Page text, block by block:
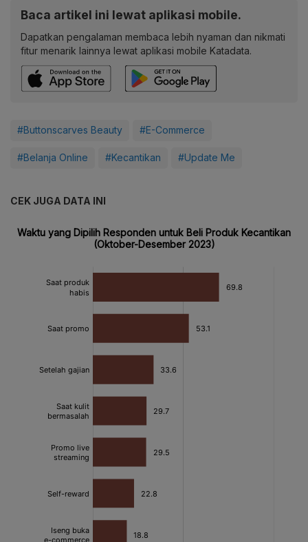
Baca artikel ini lewat aplikasi mobile.
Dapatkan pengalaman membaca lebih nyaman dan nikmati
fitur menarik lainnya lewat aplikasi mobile Katadata.
#Buttonscarves Beauty #E-Commerce
#Belanja Online #Kecantikan #Update Me
CEK JUGA DATA INI